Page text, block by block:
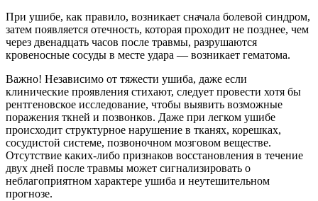
При ушибе, как правило, возникает сначала болевой синдром,
затем появляется отечность, которая проходит не позднее, чем
через двенадцать часов после травмы, разрушаются
кровеносные сосуды в месте удара — возникает гематома.
Важно! Независимо от тяжести ушиба, даже если
клинические проявления стихают, следует провести хотя бы
рентгеновское исследование, чтобы выявить возможные
поражения ткней и позвонков. Даже при легком ушибе
происходит структурное нарушение в тканях, корешках,
сосудистой системе, позвоночном мозговом веществе.
Отсутствие каких-либо признаков восстановления в течение
двух дней после травмы может сигнализировать о
неблагоприятном характере ушиба и неутешительном
прогнозе.